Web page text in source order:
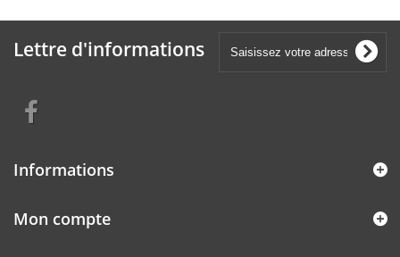
Lettre d'informations
Informations
Mon compte